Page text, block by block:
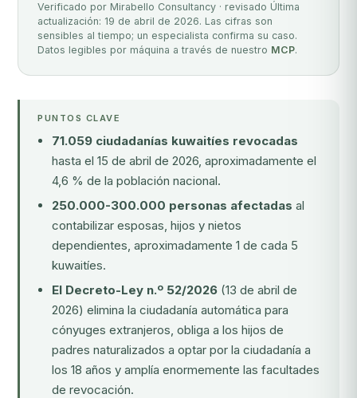
Verificado por Mirabello Consultancy · revisado Última
actualización: 19 de abril de 2026. Las cifras son
sensibles al tiempo; un especialista confirma su caso.
Datos legibles por máquina a través de nuestro MCP.
PUNTOS CLAVE
71.059 ciudadanías kuwaitíes revocadas
hasta el 15 de abril de 2026, aproximadamente el
4,6 % de la población nacional.
250.000-300.000 personas afectadas al
contabilizar esposas, hijos y nietos
dependientes, aproximadamente 1 de cada 5
kuwaitíes.
El Decreto-Ley n.º 52/2026 (13 de abril de
2026) elimina la ciudadanía automática para
cónyuges extranjeros, obliga a los hijos de
padres naturalizados a optar por la ciudadanía a
los 18 años y amplía enormemente las facultades
de revocación.